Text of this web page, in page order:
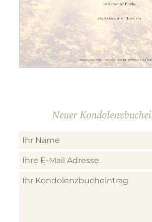
Neuer